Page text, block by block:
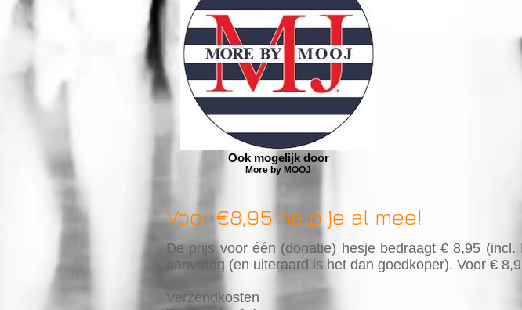
Ook mogelijk door
More by MOOJ
Voor €8,95 help je al mee!
De prijs voor één (donatie) hesje bedraagt € 8,95
aanvraag (en uiteraard is het dan goedkoper). Voor €
Verzendkosten